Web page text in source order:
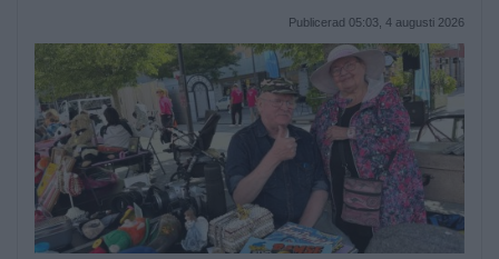
Publicerad 05:03, 4 augusti 2026